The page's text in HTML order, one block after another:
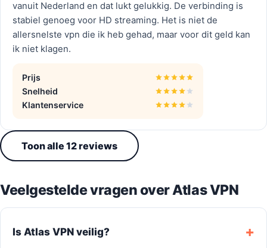
vanuit Nederland en dat lukt gelukkig. De verbinding is
stabiel genoeg voor HD streaming. Het is niet de
allersnelste vpn die ik heb gehad, maar voor dit geld kan
ik niet klagen.
Prijs
Snelheid
Klantenservice
Toon alle 12 reviews
Veelgestelde vragen over Atlas VPN
Is Atlas VPN veilig?